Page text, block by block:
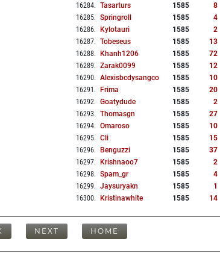
16284. Tasarturs 1585 8
16285. Springroll 1585 4
16286. Kylotauri 1585 2
16287. Tobeseus 1585 13
16288. Khanh1206 1585 72
16289. Zarak0099 1585 12
16290. Alexisbcdysangco 1585 10
16291 . Frima 1585 20
16292. Goatydude 1585 2
16293. Thomasgn 1585 27
16294. Omaroso 1585 10
16295. Cli 1585 15
16296. Benguzzi 1585 37
16297. Krishnaoo7 1585 2
16298. Spam_gr 1585 4
16299. Jaysuryakn 1585 1
16300. Kristinawhite 1585 14
NEXT HOME